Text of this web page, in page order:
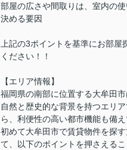
部屋の広さや間取りは、室内の
決める要因
上記の3ポイントを基準にお部屋
ください！！
【エリア情報】
福岡県の南部に位置する大牟田
自然と歴史的な背景を持つエリ
ら、利便性の高い都市機能も備え
初めて大牟田市で賃貸物件を探
て、以下のポイントを押さえる